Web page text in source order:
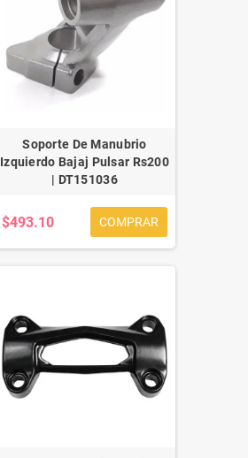
Soporte De Manubrio
Izquierdo Bajaj Pulsar Rs200
| DT151036
$493.10 COMPRAR